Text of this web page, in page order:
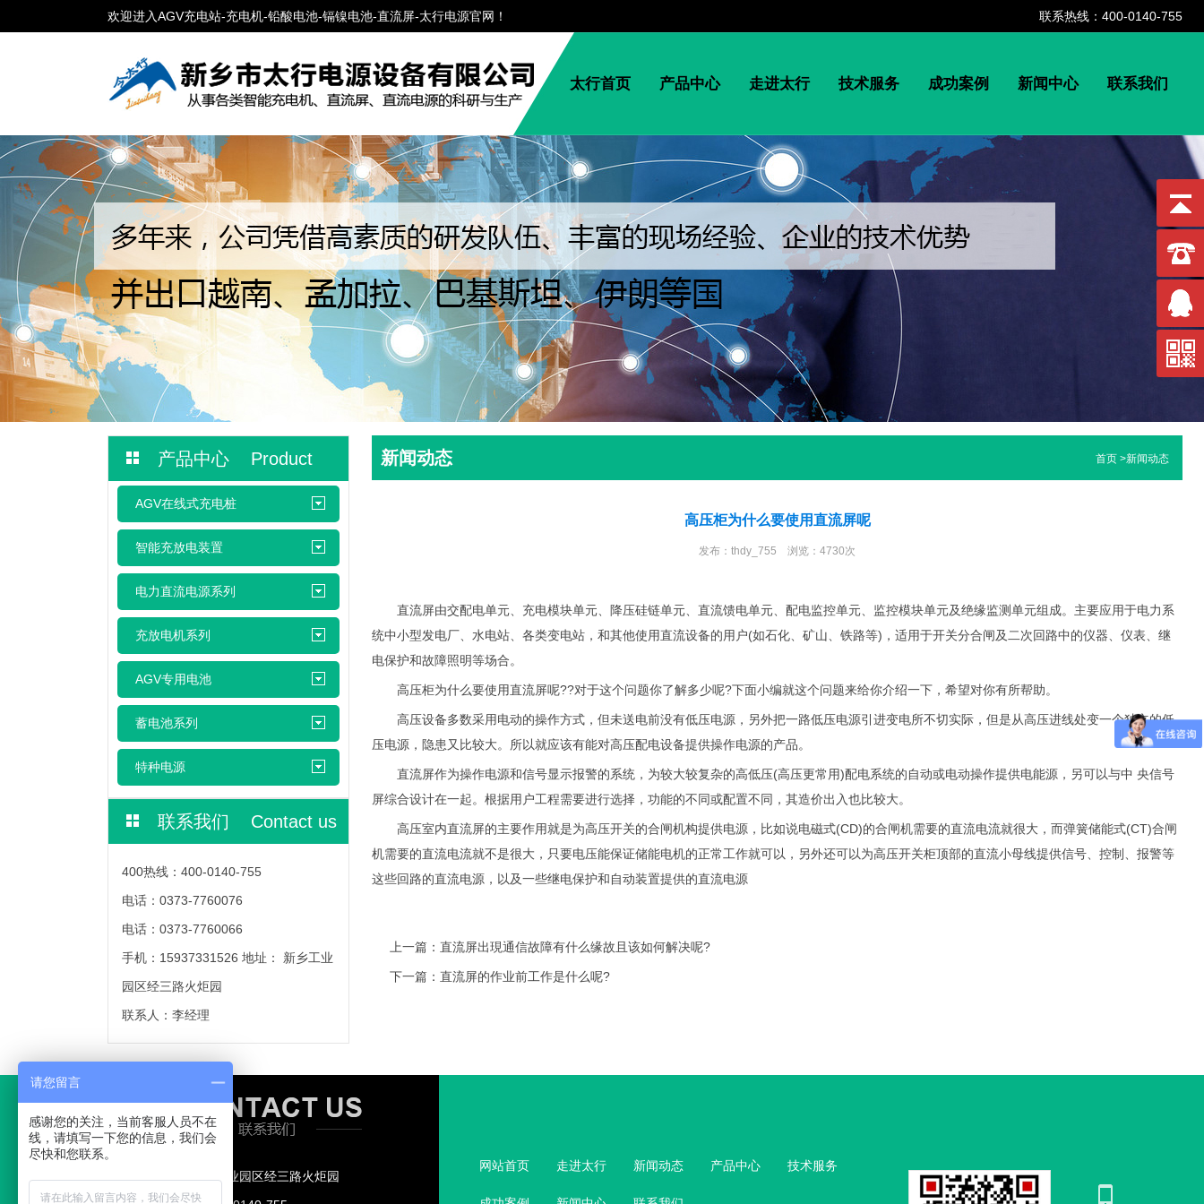
欢迎进入AGV充电站-充电机-铅酸电池-镉镍电池-直流屏-太行电源官网！ 联系热线：400-0140-755
太行首页 产品中心 走进太行 技术服务 成功案例 新闻中心 联系我们
产品中心 Product
AGV在线式充电桩
智能充放电装置
电力直流电源系列
充放电机系列
AGV专用电池
蓄电池系列
特种电源
联系我们 Contact us
400热线：400-0140-755
电话：0373-7760076
电话：0373-7760066
手机：15937331526 地址： 新乡工业
园区经三路火炬园
联系人：李经理
新闻动态 首页 >新闻动态
高压柜为什么要使用直流屏呢
发布：thdy_755 浏览：4730次
直流屏由交配电单元、充电模块单元、降压硅链单元、直流馈电单元、配电监控单元、监控模块单元及绝缘监测单元组成。主要应用于电力系
统中小型发电厂、水电站、各类变电站，和其他使用直流设备的用户(如石化、矿山、铁路等)，适用于开关分合闸及二次回路中的仪器、仪表、继
电保护和故障照明等场合。
高压柜为什么要使用直流屏呢??对于这个问题你了解多少呢?下面小编就这个问题来给你介绍一下，希望对你有所帮助。
高压设备多数采用电动的操作方式，但未送电前没有低压电源，另外把一路低压电源引进变电所不切实际，但是从高压进线处变一个独立的低
压电源，隐患又比较大。所以就应该有能对高压配电设备提供操作电源的产品。
直流屏作为操作电源和信号显示报警的系统，为较大较复杂的高低压(高压更常用)配电系统的自动或电动操作提供电能源，另可以与中 央信号
屏综合设计在一起。根据用户工程需要进行选择，功能的不同或配置不同，其造价出入也比较大。
高压室内直流屏的主要作用就是为高压开关的合闸机构提供电源，比如说电磁式(CD)的合闸机需要的直流电流就很大，而弹簧储能式(CT)合闸
机需要的直流电流就不是很大，只要电压能保证储能电机的正常工作就可以，另外还可以为高压开关柜顶部的直流小母线提供信号、控制、报警等
这些回路的直流电源，以及一些继电保护和自动装置提供的直流电源
上一篇： 直流屏出現通信故障有什么缘故且该如何解决呢?
下一篇： 直流屏的作业前工作是什么呢?
地址： 新乡工业园区经三路火炬园
网站首页 走进太行 新闻动态 产品中心 技术服务
请您留言
感谢您的关注，当前客服人员不在
线，请填写一下您的信息，我们会
尽快和您联系。